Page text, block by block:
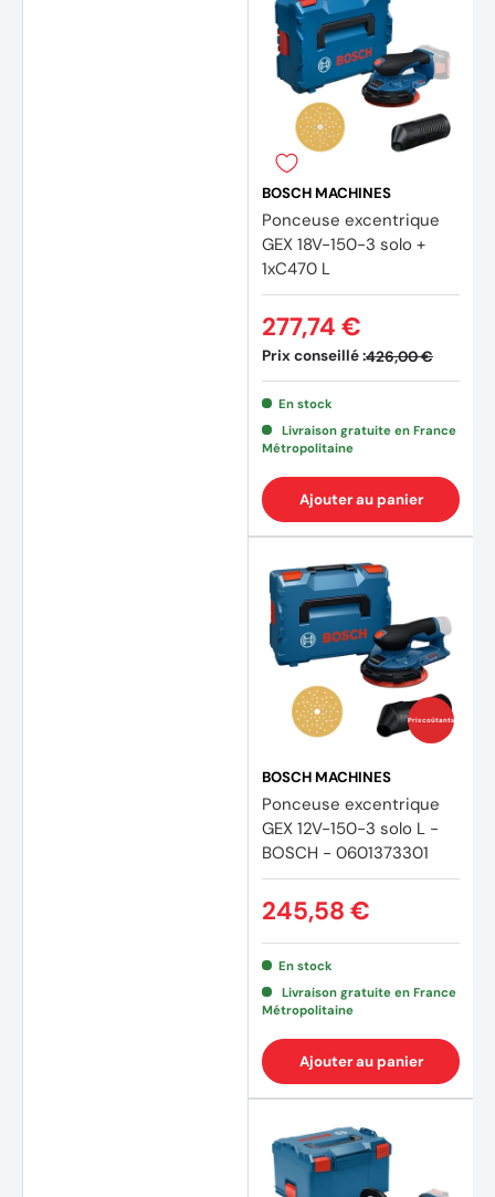
(9
BOSCH MACHINES
Ponceuse excentrique
GEX 18V-150-3 solo +
1xC470 L
Prix conseillé :426,00 €
277,74 €
En stock
Livraison gratuite en France
Métropolitaine
Ajouter au panier
Prix coûtants
BOSCH MACHINES
Ponceuse excentrique
GEX 12V-150-3 solo L -
BOSCH - 0601373301
245,58 €
En stock
Livraison gratuite en France
Métropolitaine
Ajouter au panier